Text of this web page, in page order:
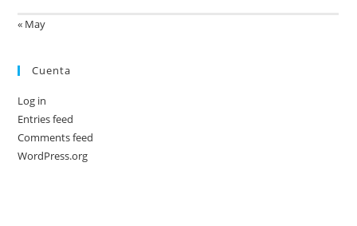
« May
Cuenta
Log in
Entries feed
Comments feed
WordPress.org